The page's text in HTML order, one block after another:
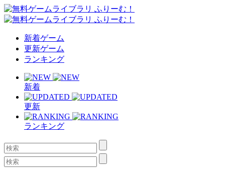
新着ゲーム
更新ゲーム
ランキング
新着
更新
ランキング